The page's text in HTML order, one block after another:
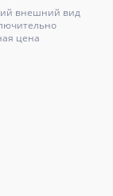
внешний вид
цена